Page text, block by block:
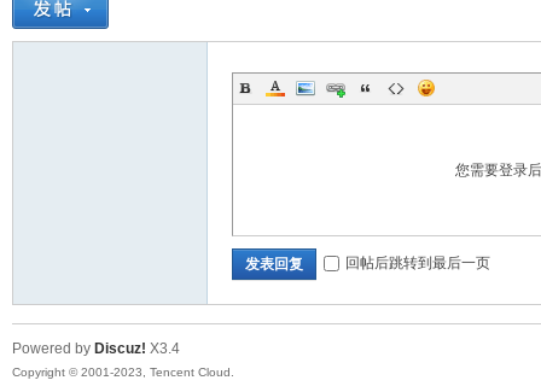
Bo
您需要登录
发表回复 回帖后跳转到最后一页
Powered by Discuz! X3.4
Copyright © 2001-2023, Tencent Cloud.